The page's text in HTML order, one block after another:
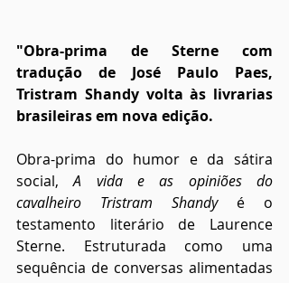
"Obra-prima de Sterne com
tradução de José Paulo Paes,
Tristram Shandy volta às livrarias
brasileiras em nova edição.
Obra-prima do humor e da sátira
social, A vida e as opiniões do
cavalheiro Tristram Shandy é o
testamento literário de Laurence
Sterne. Estruturada como uma
sequência de conversas alimentadas